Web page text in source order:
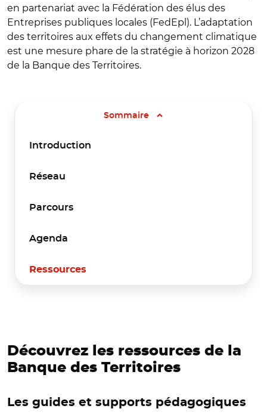
en partenariat avec la Fédération des élus des
Entreprises publiques locales (FedEpl). L’adaptation
des territoires aux effets du changement climatique
est une mesure phare de la stratégie à horizon 2028
de la Banque des Territoires.
Sommaire
Introduction
Réseau
Parcours
Agenda
Ressources
Découvrez les ressources de la
Banque des Territoires
Les guides et supports pédagogiques